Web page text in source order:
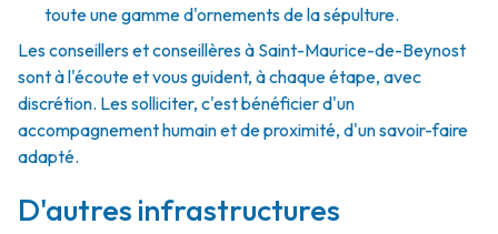
toute une gamme d'ornements de la sépulture.
Les conseillers et conseillères à Saint-Maurice-de-Beynost
sont à l'écoute et vous guident, à chaque étape, avec
discrétion. Les solliciter, c'est bénéficier d'un
accompagnement humain et de proximité, d'un savoir-faire
adapté.
D'autres infrastructures